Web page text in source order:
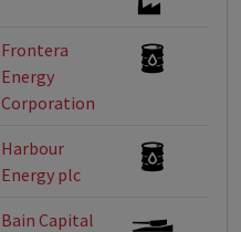
Frontera
Energy
Corporation
Harbour
Energy plc
Bain Capital